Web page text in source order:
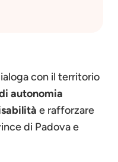
con il territorio
autonomia
e rafforzare
di Padova e